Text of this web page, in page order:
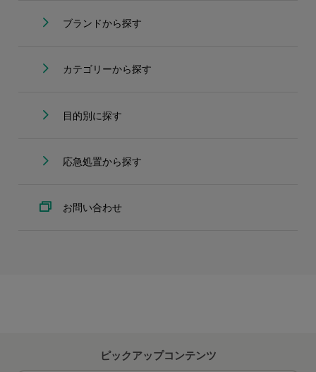
ブランドから探す
カテゴリーから探す
目的別に探す
応急処置から探す
お問い合わせ
ピックアップコンテンツ